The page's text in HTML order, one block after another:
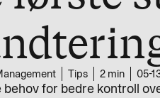
Tips 2 min 05-
behov for bedre kontroll